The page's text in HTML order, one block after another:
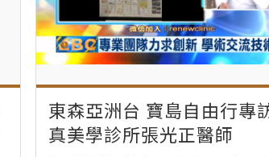
東森亞洲台 寶島自由行專
真美學診所張光正醫師